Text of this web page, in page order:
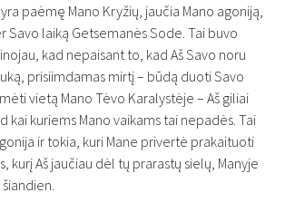
paėmę Mano Kryžių, jaučia Mano agoniją,
Savo laiką Getsemanės Sode. Tai buvo
kad nepaisant to, kad Aš Savo noru
prisiimdamas mirtį – būdą duoti Savo
vietą Mano Tėvo Karalystėje – Aš giliai
kai kuriems Mano vaikams tai nepadės. Tai
ir tokia, kuri Mane privertė prakaituoti
kurį Aš jaučiau dėl tų prarastų sielų, Manyje